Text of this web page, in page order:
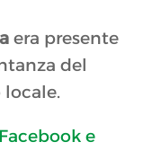
era presente
del
e